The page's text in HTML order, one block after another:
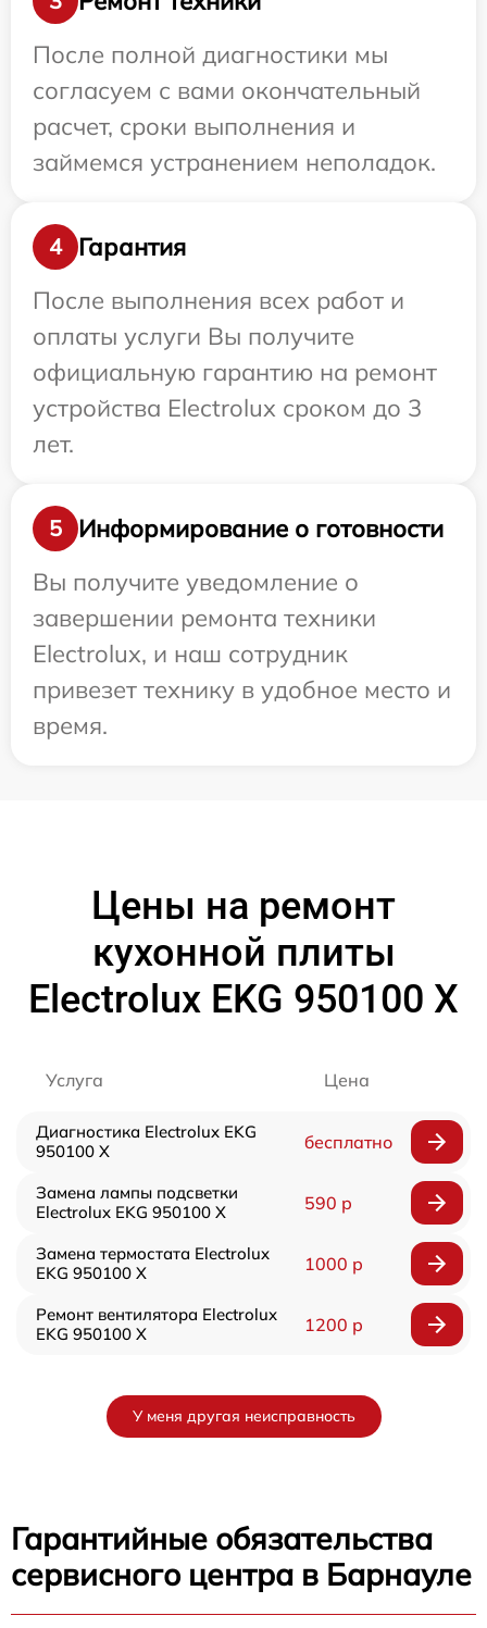
После полной диагностики мы
согласуем с вами окончательный
расчет, сроки выполнения и
займемся устранением неполадок.
4
Гарантия
После выполнения всех работ и
оплаты услуги Вы получите
официальную гарантию на ремонт
устройства Electrolux сроком до 3
лет.
5
Информирование о готовности
Вы получите уведомление о
завершении ремонта техники
Electrolux, и наш сотрудник
привезет технику в удобное место и
время.
Цены на ремонт
кухонной плиты
Electrolux EKG 950100 X
Услуга Цена
Диагностика Electrolux EKG
950100 X
бесплатно
Замена лампы подсветки
Electrolux EKG 950100 X
590 р
Замена термостата Electrolux
EKG 950100 X
1000 р
Ремонт вентилятора Electrolux
EKG 950100 X
1200 р
У меня другая неисправность
Гарантийные обязательства
сервисного центра в Барнауле